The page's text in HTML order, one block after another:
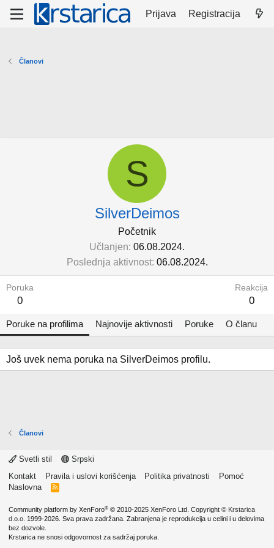
Prijava Registracija
Članovi
S
SilverDeimos
Početnik
Učlanjen 06.08.2024.
Poslednja aktivnost 06.08.2024.
Poruka
0
Reakcija
0
Poruke na profilima Najnovije aktivnosti Poruke O članu
Još uvek nema poruka na SilverDeimos profilu.
Članovi
Svetli stil
Srpski
Kontakt
Pravila i uslovi korišćenja Politika privatnosti
Pomoć
Naslovna
R
Community platform by XenForo® © 2010-2025 XenForo Ltd. Copyright © Krstarica
d.o.o. 1999-2026. Sva prava zadržana. Zabranjena je reprodukcija u celini i u delovima
bez dozvole.
Krstarica ne snosi odgovornost za sadržaj poruka.